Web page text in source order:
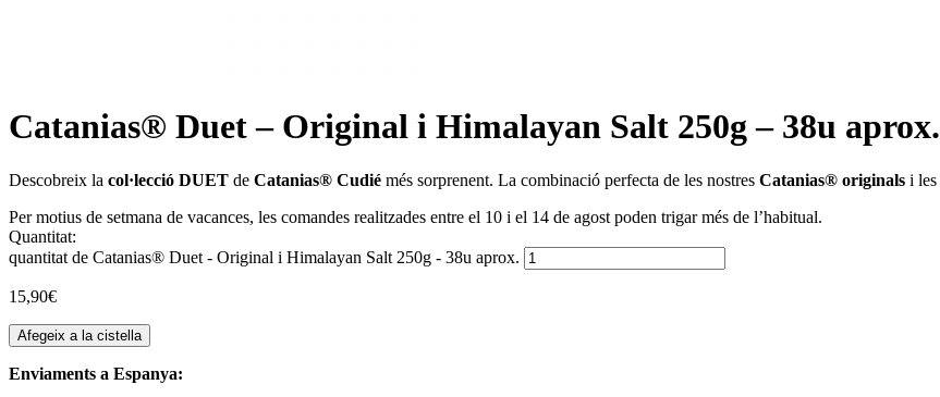
Catanias® Duet – Original i Himalayan Salt 250g – 38u aprox.
Descobreix la col·lecció DUET de Catanias® Cudié més sorprenent. La combinació perfecta de les nostres Catanias® originals i les
Per motius de setmana de vacances, les comandes realitzades entre el 10 i el 14 de agost poden trigar més de l’habitual.
Quantitat:
quantitat de Catanias® Duet - Original i Himalayan Salt 250g - 38u aprox.
15,90€
Afegeix a la cistella
Enviaments a Espanya: